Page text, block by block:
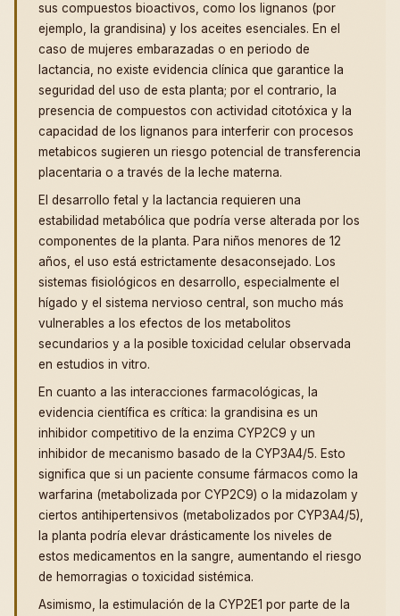
sus compuestos bioactivos, como los lignanos (por
ejemplo, la grandisina) y los aceites esenciales. En el
caso de mujeres embarazadas o en periodo de
lactancia, no existe evidencia clínica que garantice la
seguridad del uso de esta planta; por el contrario, la
presencia de compuestos con actividad citotóxica y la
capacidad de los lignanos para interferir con procesos
metabicos sugieren un riesgo potencial de transferencia
placentaria o a través de la leche materna.
El desarrollo fetal y la lactancia requieren una
estabilidad metabólica que podría verse alterada por los
componentes de la planta. Para niños menores de 12
años, el uso está estrictamente desaconsejado. Los
sistemas fisiológicos en desarrollo, especialmente el
hígado y el sistema nervioso central, son mucho más
vulnerables a los efectos de los metabolitos
secundarios y a la posible toxicidad celular observada
en estudios in vitro.
En cuanto a las interacciones farmacológicas, la
evidencia científica es crítica: la grandisina es un
inhibidor competitivo de la enzima CYP2C9 y un
inhibidor de mecanismo basado de la CYP3A4/5. Esto
significa que si un paciente consume fármacos como la
warfarina (metabolizada por CYP2C9) o la midazolam y
ciertos antihipertensivos (metabolizados por CYP3A4/5),
la planta podría elevar drásticamente los niveles de
estos medicamentos en la sangre, aumentando el riesgo
de hemorragias o toxicidad sistémica.
Asimismo, la estimulación de la CYP2E1 por parte de la